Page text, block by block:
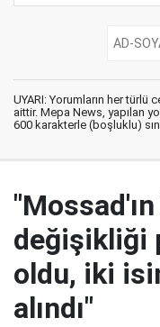
UYARI: Yorumların her
aittir. Mepa News, yapılan
600 karakterle (boşluklu)
değişikliği
oldu, iki
alındı"